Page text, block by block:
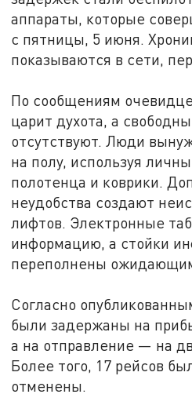
аппараты, которые
с пятницы, 5 июня.
показываются в сети,
По сообщениям
царит духота, а
отсутствуют. Люди
на полу, используя
полотенца и коврики.
неудобства создают
лифтов. Электронные
информацию, а стойки
переполнены
Согласно
были задержаны на
а на отправление — на
Более того, 17 рейсов
отменены.